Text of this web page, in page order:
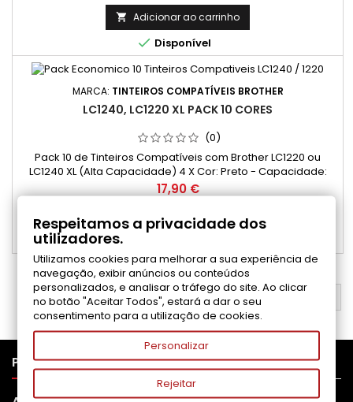
 Adicionar ao carrinho
 Disponível
MARCA: TINTEIROS COMPATÍVEIS BROTHER
LC1240, LC1220 XL PACK 10 CORES
(0)
Pack 10 de Tinteiros Compatíveis com Brother LC1220 ou
LC1240 XL (Alta Capacidade) 4 X Cor: Preto - Capacidade:
32,6 ml 2 X Cor: Ciano - Capacidade: 16,6 ml 2 X Cor: Magenta
- Capacidade: 16,6 ml 2 X Cor: Amarelo - Capacidade: 16,6 ml
Preço
17,90 €
Adicionar ao carrinho
VOLTAR AO TOPO
PRODUTOS 
Respeitamos a privacidade dos
utilizadores.
Utilizamos cookies para melhorar a sua experiência de
navegação, exibir anúncios ou conteúdos
personalizados, e analisar o tráfego do site. Ao clicar
no botão "Aceitar Todos", estará a dar o seu
consentimento para a utilização de cookies.
Personalizar
Rejeitar